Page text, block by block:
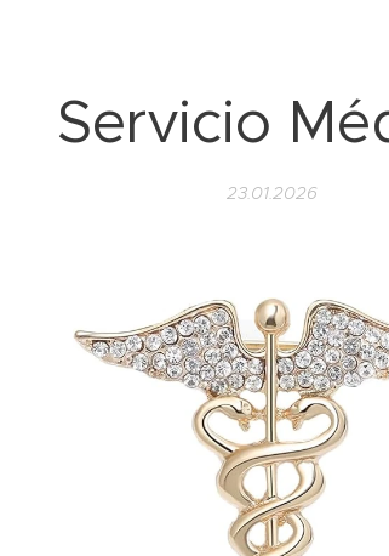
Servicio
23.01.2026